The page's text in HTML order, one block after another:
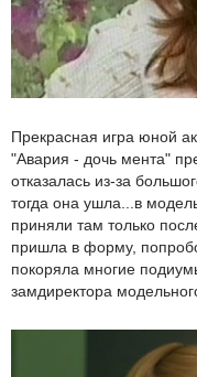
Прекрасная игра юной
"Авария - дочь мента"
отказалась из-за
тогда она ушла...в
приняли там только
пришла в форму,
покоряла многие
замдиректора